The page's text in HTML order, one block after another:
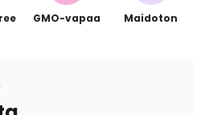
GMO-vapaa Maidoton